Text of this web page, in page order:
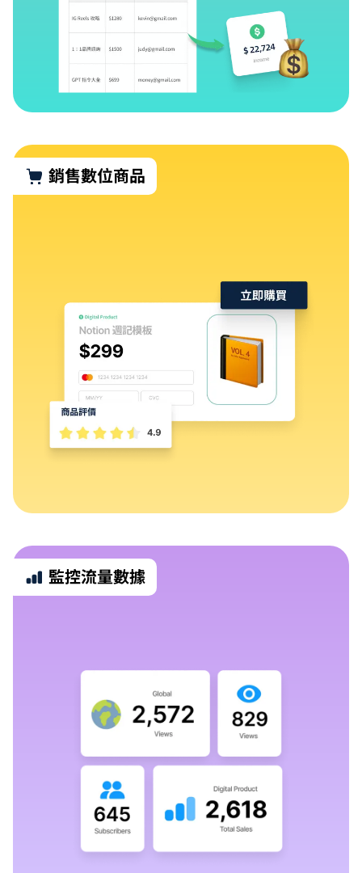
銷售數位商品
監控流量數據